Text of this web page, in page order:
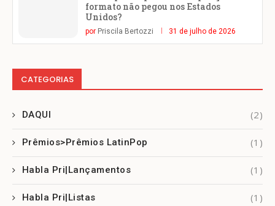
formato não pegou nos Estados
Unidos?
por Priscila Bertozzi 31 de julho de 2026
CATEGORIAS
DAQUI (2)
Prêmios>Prêmios LatinPop (1)
Habla Pri|Lançamentos (1)
Habla Pri|Listas (1)